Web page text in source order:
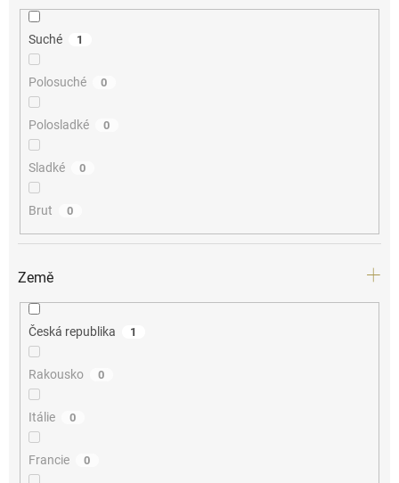
Suché 1
Polosuché 0
Polosladké 0
Sladké 0
Brut 0
Země
Česká republika 1
Rakousko 0
Itálie 0
Francie 0